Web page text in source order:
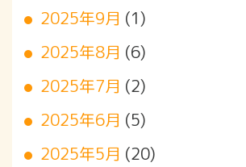
2025年9月 (1)
2025年8月 (6)
2025年7月 (2)
2025年6月 (5)
2025年5月 (20)